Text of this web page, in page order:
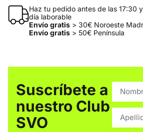
Haz tu pedido antes de las 17:30
día laborable
Envío gratis> 30€ Noroeste
Envío gratis> 50€ Península
Suscríbete a
nuestro Club
SVO